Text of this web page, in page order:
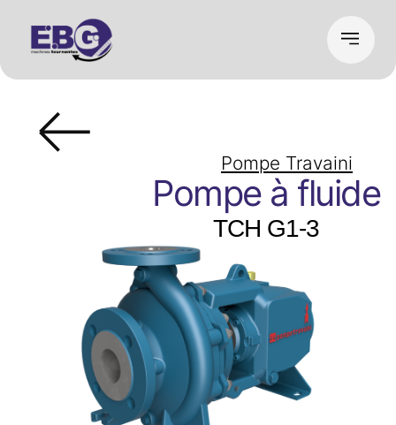
Pompe Travaini
Pompe à fluide
TCH G1-3